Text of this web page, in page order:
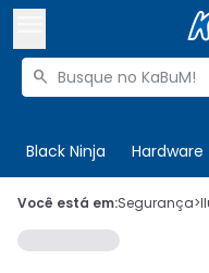
Buscar produtos

Black Ninja Hardware
 Olá. Acesse sua
 Departamentos
Você está em:Segurança>